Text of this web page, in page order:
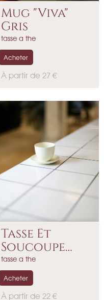
Mug "Viva"
Gris
tasse a the
P
x
À partir de 27 €
Acheter
Tasse Et
Soucoupe
Kinto...
tasse a the
P
À partir de 22 €
Acheter